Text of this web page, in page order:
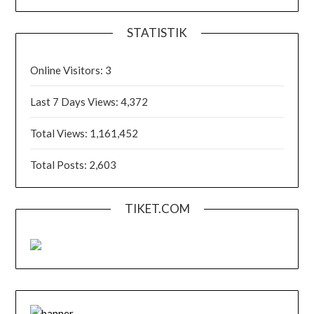
STATISTIK
Online Visitors: 3
Last 7 Days Views:4,372
Total Views: 1,161,452
Total Posts: 2,603
TIKET.COM